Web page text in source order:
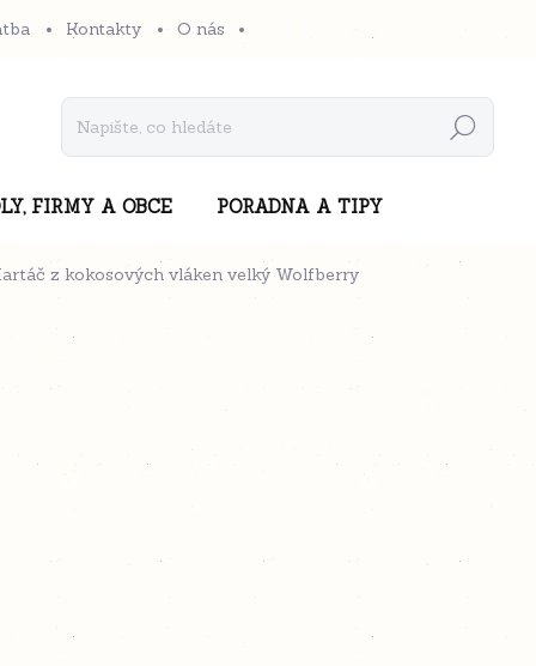
Kontakty O nás
Hledat
FIRMY A OBCE PORADNA A TIPY
z kokosových vláken velký Wolfberry